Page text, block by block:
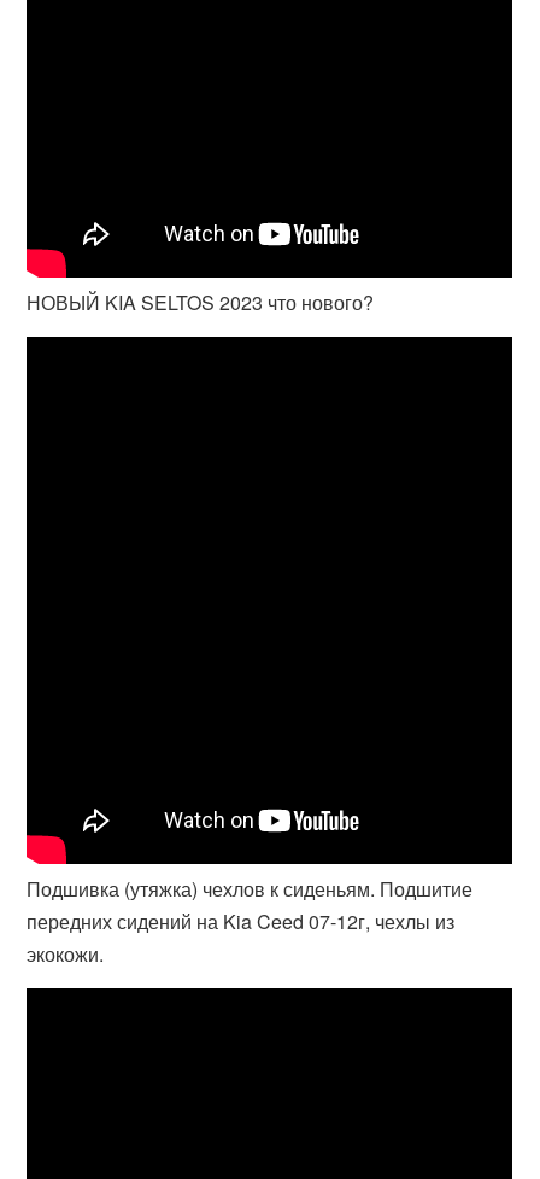
НОВЫЙ KIA SELTOS 2023 что нового?
Подшивка (утяжка) чехлов к сиденьям. Подшитие
передних сидений на Kia Ceed 07-12г, чехлы из
экокожи.